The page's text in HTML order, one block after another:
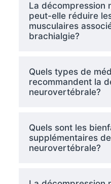
La décompression
peut-elle réduire
musculaires
brachialgie?
Quels types de
recommandent la
neurovertébrale?
Quels sont les
supplémentaires
neurovertébrale?